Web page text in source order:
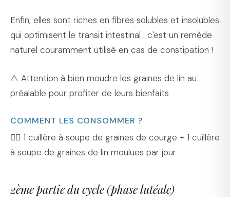
Enfin, elles sont riches en fibres solubles et insolubles
qui optimisent le transit intestinal : c'est un remède
naturel couramment utilisé en cas de constipation !
⚠️ Attention à bien moudre les graines de lin au
préalable pour profiter de leurs bienfaits
COMMENT LES CONSOMMER ?
👉🏻 1 cuillère à soupe de graines de courge + 1 cuillère
à soupe de graines de lin moulues par jour
2ème partie du cycle (phase lutéale)